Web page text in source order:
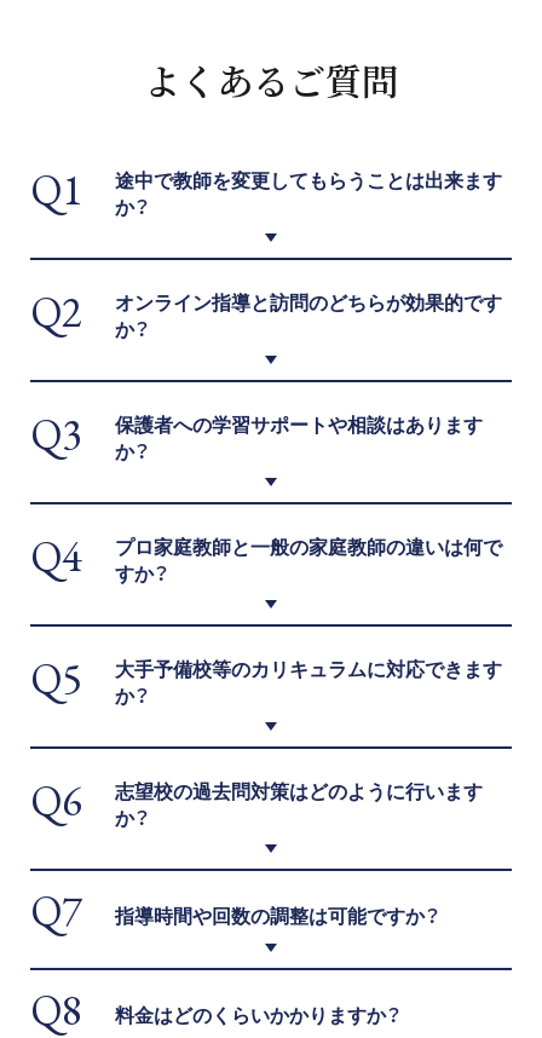
よくあるご質問
Q1
途中で教師を変更してもらうことは出来ます
か？
Q2
オンライン指導と訪問のどちらが効果的です
か？
Q3
保護者への学習サポートや相談はあります
か？
Q4
プロ家庭教師と一般の家庭教師の違いは何で
すか？
Q5
大手予備校等のカリキュラムに対応できます
か？
Q6
志望校の過去問対策はどのように行います
か？
Q7 指導時間や回数の調整は可能ですか？
Q8 料金はどのくらいかかりますか？